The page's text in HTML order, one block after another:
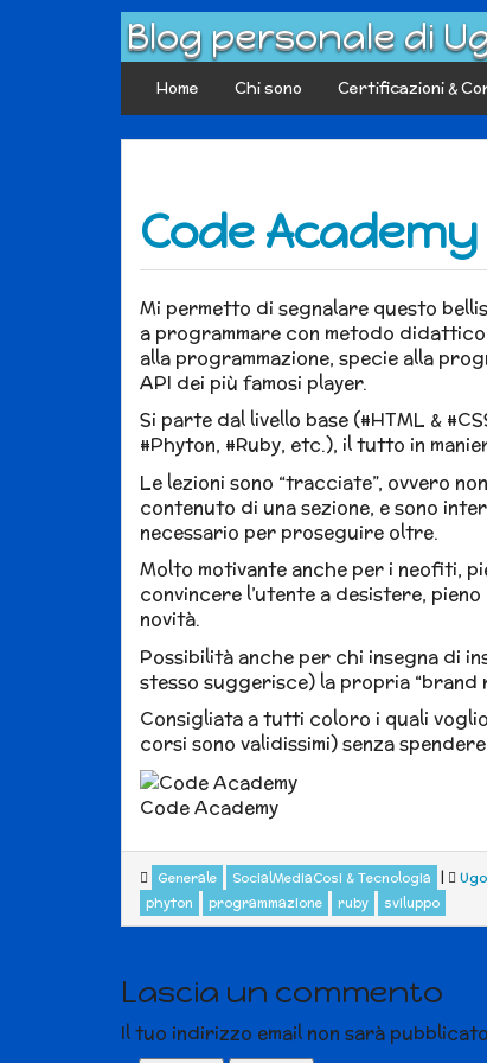
Blog personale di
Home Chi sono Certificazioni &
Code Academy
Mi permetto di segnalare questo
a programmare con metodo
alla programmazione, specie alla
API dei più famosi player.
Si parte dal livello base (#HTML &
#Phyton, #Ruby, etc.), il tutto in
Le lezioni sono “tracciate”, ovvero
contenuto di una sezione, e sono
necessario per proseguire oltre.
Molto motivante anche per i neofiti,
convincere l’utente a desistere,
novità.
Possibilità anche per chi insegna di
stesso suggerisce) la propria “brand
Consigliata a tutti coloro i quali
corsi sono validissimi) senza
Code Academy
Generale SocialMediaCosi & Tecnologia |
phyton
programmazione ruby sviluppo
Lascia un commento
Il tuo indirizzo email non sarà